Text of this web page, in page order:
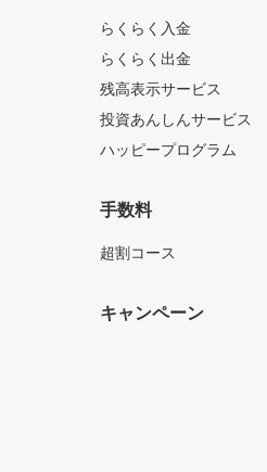
らくらく入金
らくらく出金
残高表示サービス
投資あんしんサービス
ハッピープログラム
手数料
超割コース
キャンペーン